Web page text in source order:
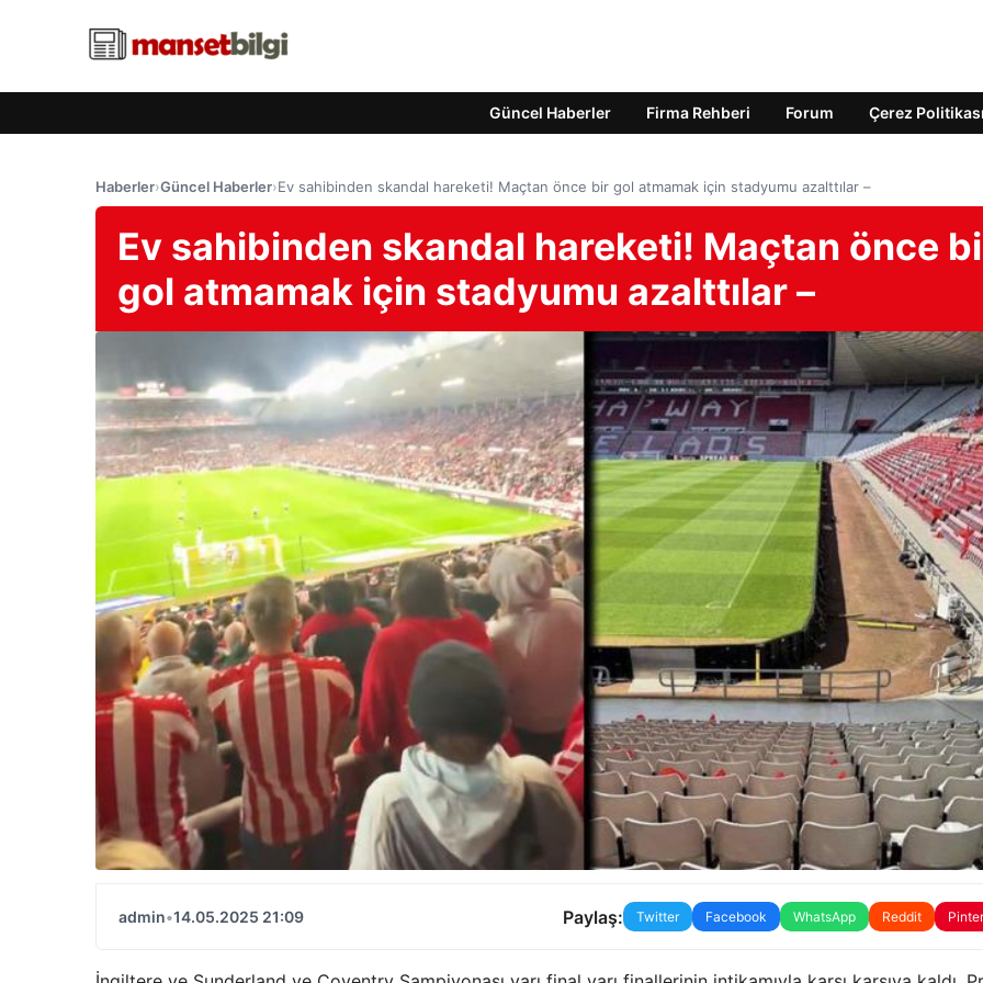
Güncel Haberler Firma Rehberi Forum Çerez Politikası
Haberler›Güncel Haberler›Ev sahibinden skandal hareketi! Maçtan önce bir gol atmamak için stadyumu azalttılar –
Ev sahibinden skandal hareketi! Maçtan önce
gol atmamak için stadyumu azalttılar –
admin•14.05.2025 21:09 Paylaş: Twitter Facebook WhatsApp Reddit